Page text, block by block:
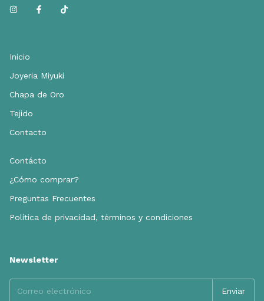
Inicio
Joyeria Miyuki
Chapa de Oro
Tejido
Contacto
Contácto
¿Cómo comprar?
Preguntas Frecuentes
Política de privacidad, términos y condiciones
Newsletter